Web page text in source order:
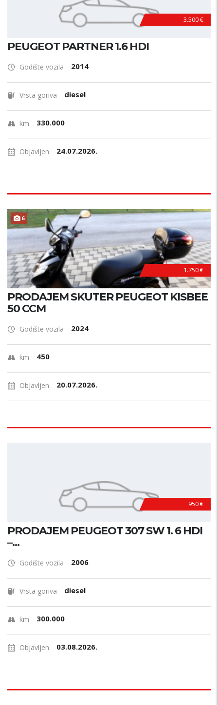
3.500 €
PEUGEOT PARTNER 1.6 HDI
Godište vozila 2014
Vrsta goriva diesel
km 330.000
Objavljen 24.07.2026.
6
1.750 €
PRODAJEM SKUTER PEUGEOT KISBEE
50 CCM
Godište vozila 2024
km 450
Objavljen 20.07.2026.
950 €
PRODAJEM PEUGEOT 307 SW 1. 6 HDI
–...
Godište vozila 2006
Vrsta goriva diesel
km 300.000
Objavljen 03.08.2026.